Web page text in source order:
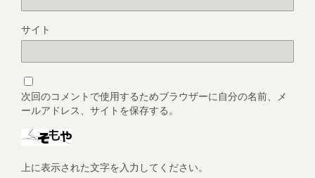
サイト
次回のコメントで使用するためブラウザーに自分の名前、メ
ールアドレス、サイトを保存する。
上に表示された文字を入力してください。